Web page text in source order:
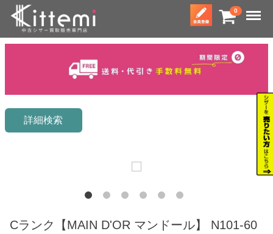
0 Menu
詳細検索
Cランク【MAIN D'OR マンドール】 N101-60